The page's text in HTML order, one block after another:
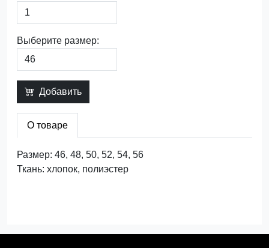
Выберите размер:
Добавить
О товаре
Размер: 46, 48, 50, 52, 54, 56
Ткань: хлопок, полиэстер